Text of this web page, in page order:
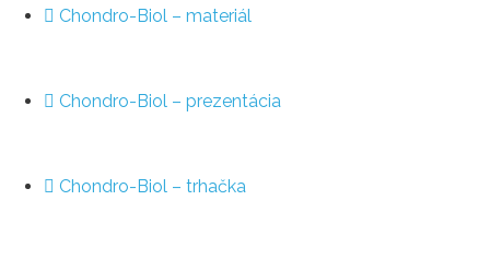
Chondro-Biol – materiál
Chondro-Biol – prezentácia
Chondro-Biol – trhačka